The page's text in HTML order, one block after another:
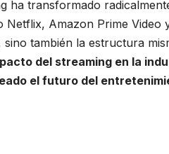
ha transformado
Amazon Prime Video
también la estructura
del streaming en la
el futuro del